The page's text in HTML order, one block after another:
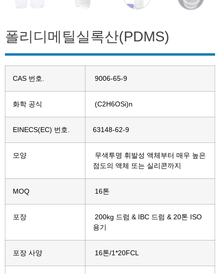
폴리디메틸실록산(PDMS)
CAS 번호. 9006-65-9
화학 공식 (C2H6OSi)n
EINECS(EC) 번호. 63148-62-9
모양
무색투명 휘발성 액체부터 매우 높은
점도의 액체 또는 실리콘까지
MOQ 16톤
포장
200kg 드럼 & IBC 드럼 & 20톤 ISO
용기
포장 사양 16톤/1*20FCL